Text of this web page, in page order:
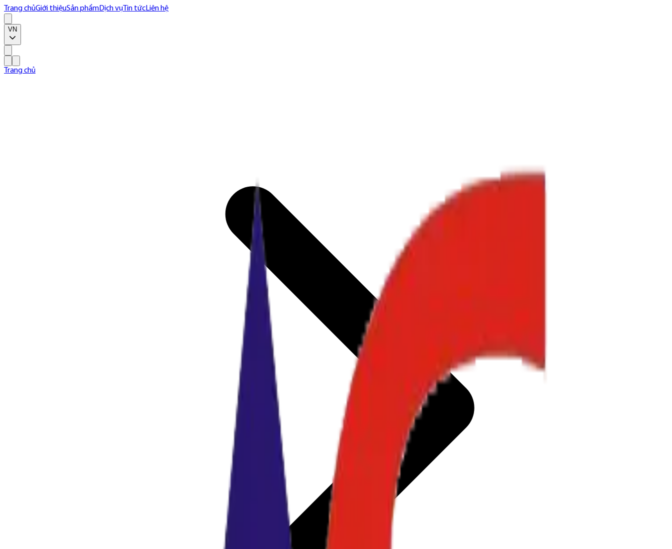
Trang chủGiới thiệuSản phẩmDịch vụ Tin tứcLiên hệ
VN
Trang chủ